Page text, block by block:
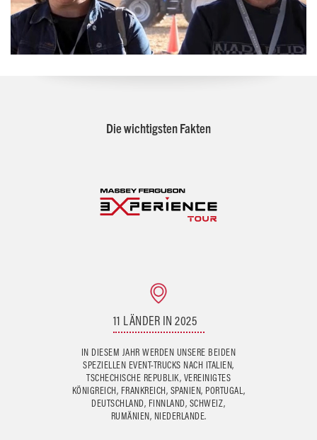
Die wichtigsten Fakten
11 LÄNDER IN 2025
IN DIESEM JAHR WERDEN UNSERE BEIDEN
SPEZIELLEN EVENT-TRUCKS NACH ITALIEN,
TSCHECHISCHE REPUBLIK, VEREINIGTES
KÖNIGREICH, FRANKREICH, SPANIEN, PORTUGAL,
DEUTSCHLAND, FINNLAND, SCHWEIZ,
RUMÄNIEN, NIEDERLANDE.